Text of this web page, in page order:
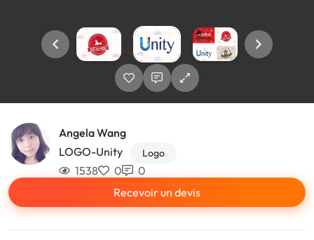
Angela Wang
LOGO-Unity
Logo
1538 0
0
Recevoir un devis